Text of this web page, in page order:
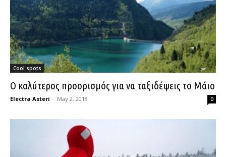
Cool spots
Ο καλύτερος προορισμός για να ταξιδέψεις το Μάιο
Electra Asteri - May 2, 2018 0